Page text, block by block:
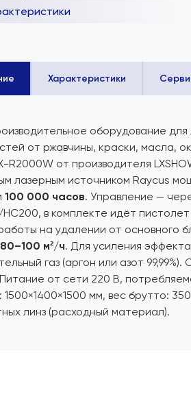
Характеристики
оборудование для
от ржавчины, краски, масла,
R2000W от производителя
лазерным источником Raycus
100 000 часов. Управление —
в комплекте идёт
на удалении от основного
80–100 м²/ч. Для усиления
газ (аргон или азот
от сети 220 В,
1500×1400×1500 мм, вес брутто:
линз (расходный материал).